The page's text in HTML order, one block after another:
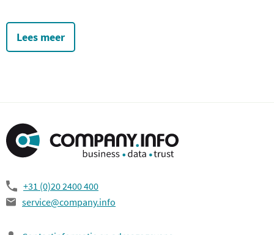
Lees meer
+31 (0)20 2400 400
service@company.info